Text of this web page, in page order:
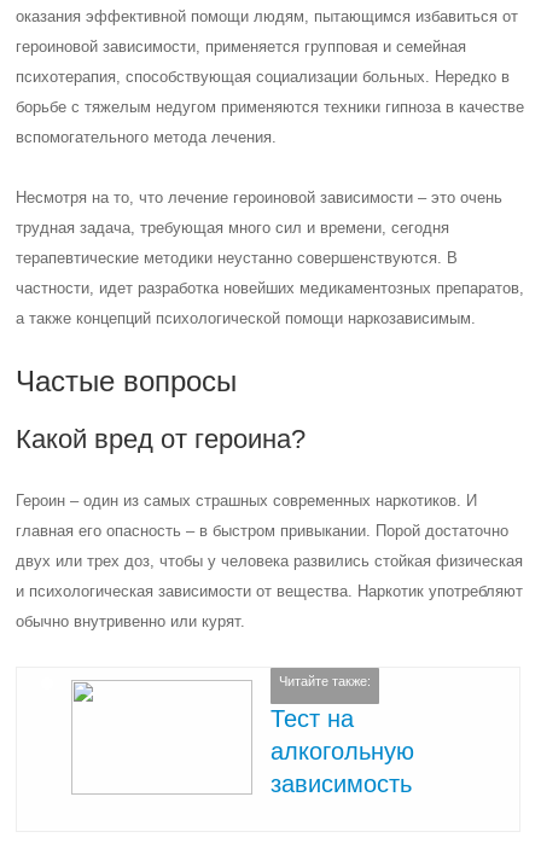
оказания эффективной помощи людям, пытающимся избавиться от
героиновой зависимости, применяется групповая и семейная
психотерапия, способствующая социализации больных. Нередко в
борьбе с тяжелым недугом применяются техники гипноза в качестве
вспомогательного метода лечения.
Несмотря на то, что лечение героиновой зависимости – это очень
трудная задача, требующая много сил и времени, сегодня
терапевтические методики неустанно совершенствуются. В
частности, идет разработка новейших медикаментозных препаратов,
а также концепций психологической помощи наркозависимым.
Частые вопросы
Какой вред от героина?
Героин – один из самых страшных современных наркотиков. И
главная его опасность – в быстром привыкании. Порой достаточно
двух или трех доз, чтобы у человека развились стойкая физическая
и психологическая зависимости от вещества. Наркотик употребляют
обычно внутривенно или курят.
Читайте также:
Тест на
алкогольную
зависимость